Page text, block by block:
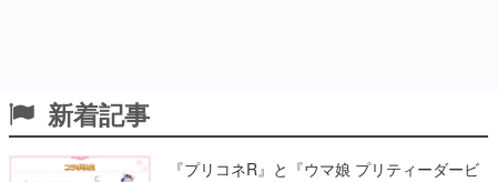
新着記事
『プリコネR』と『ウマ娘 プリティーダービ